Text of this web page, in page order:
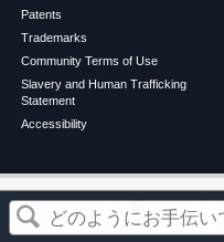
この記事は役に立ちましたか？
Patents
Trademarks
Community Terms of Use
Slavery and Human Trafficking
Statement
Accessibility
©2026 NetApp English
Cookie Policy
Cookie Settings